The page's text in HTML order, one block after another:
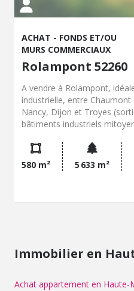
ACHAT - FONDS ET/OU
MURS COMMERCIAUX
Rolampont 52260
A vendre à Rolampont,
industrielle, entre
Nancy, Dijon et Troyes
bâtiments industriels
début des années 2000,
bureau avec bloc sanitaire
Installation électrique en
location. Un bâtiment
580 m² 5 633 m²
Immobilier en
Achat appartement en Haute-